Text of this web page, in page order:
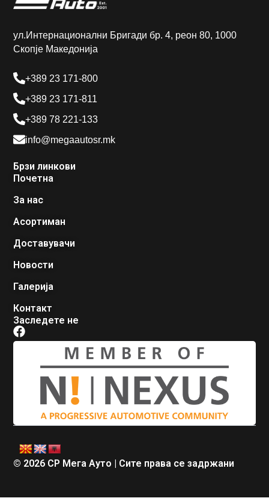
ул.Интернационални Бригади бр. 4, реон 80, 1000
Скопје Македонија
+389 23 171-800
+389 23 171-811
+389 78 221-133
info@megaautosr.mk
Брзи линкови
Почетна
За нас
Асортиман
Доставувачи
Новости
Галерија
Контакт
Заследете не
© 2026 СР Мега Ауто | Сите права се задржани